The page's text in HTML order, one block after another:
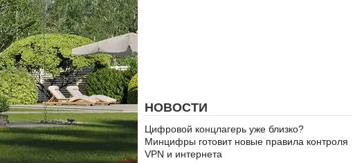
НОВОСТИ
Цифровой концлагерь уже близко?
Минцифры готовит новые правила контроля
VPN и интернета